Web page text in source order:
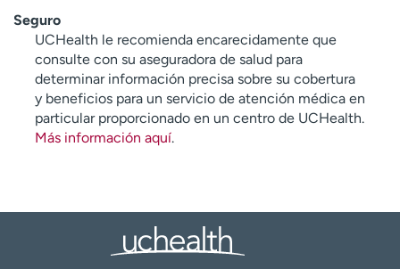
Seguro
UCHealth le recomienda encarecidamente que
consulte con su aseguradora de salud para
determinar información precisa sobre su cobertura
y beneficios para un servicio de atención médica en
particular proporcionado en un centro de UCHealth.
Más información aquí.